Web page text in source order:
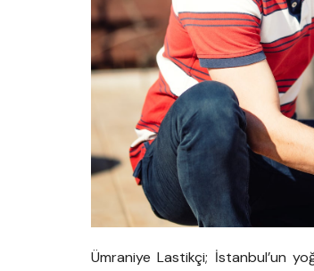
Ümraniye Lastikçi; İstanbul’un